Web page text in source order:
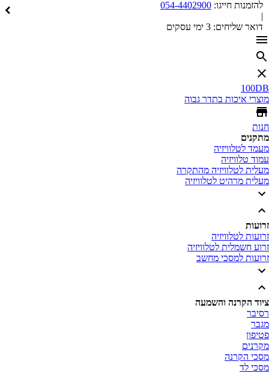
חייגו: 054-4402900
שליחים: 3 ימי עסקים
איכות בתדר גבוה
לטלוויזיה
טלוויזיה
לטלוויזיה מהתקרה
מרהיט לטלוויזיה
לטלוויזיה
חשמלית לטלוויזיה
למסכי מחשב
הקרנה והשמעה
הקרנה
לד